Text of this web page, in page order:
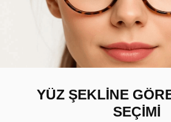
YÜZ ŞEKLİNE
SEÇİMİ